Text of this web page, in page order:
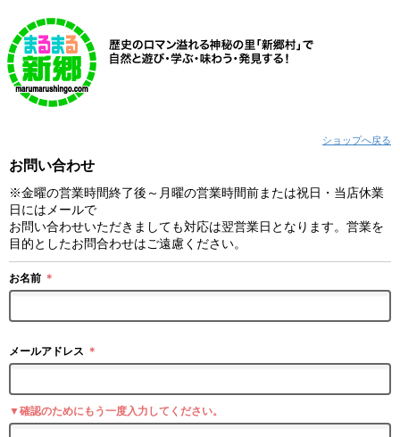
ショップへ戻る
お問い合わせ
※金曜の営業時間終了後～月曜の営業時間前または祝日・当店休業
日にはメールで
お問い合わせいただきましても対応は翌営業日となります。営業を
目的としたお問合わせはご遠慮ください。
お名前 ＊
メールアドレス ＊
▼確認のためにもう一度入力してください。